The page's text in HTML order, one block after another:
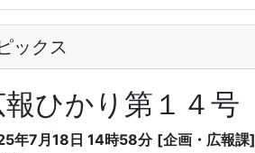
ックス
報ひかり第１４号
年7月18日 14時58分 [企画・広報課]